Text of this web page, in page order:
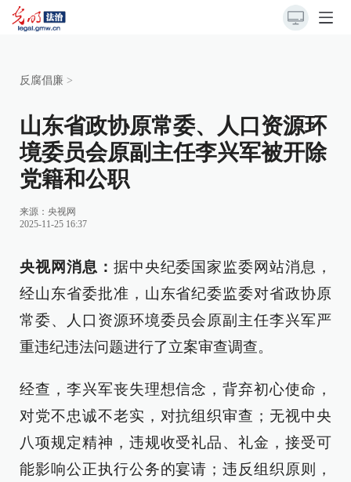
反腐倡廉 >
山东省政协原常委、人口资源环
境委员会原副主任李兴军被开除
党籍和公职
来源： 央视网
2025-11-25 16:37
央视网消息： 据中央纪委国家监委网站消息，
经山东省委批准，山东省纪委监委对省政协原
常委、人口资源环境委员会原副主任李兴军严
重违纪违法问题进行了立案审查调查。
经查，李兴军丧失理想信念，背弃初心使命，
对党不忠诚不老实，对抗组织审查；无视中央
八项规定精神，违规收受礼品、礼金，接受可
能影响公正执行公务的宴请；违反组织原则，